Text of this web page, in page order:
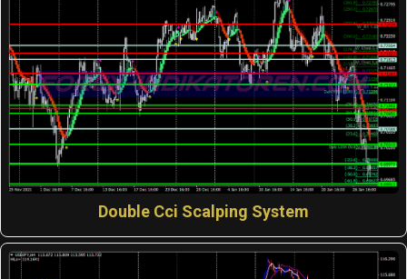
Double Cci Scalping System